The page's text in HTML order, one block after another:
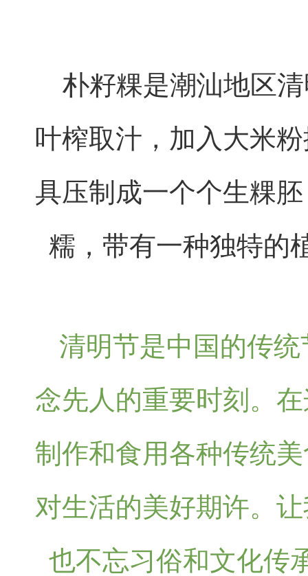
朴籽粿是潮汕地区
叶榨取汁，加入大米
具压制成一个个生粿
糯，带有一种独特的
清明节是中国的传
念先人的重要时刻。
制作和食用各种传统
对生活的美好期许。
也不忘习俗和文化传